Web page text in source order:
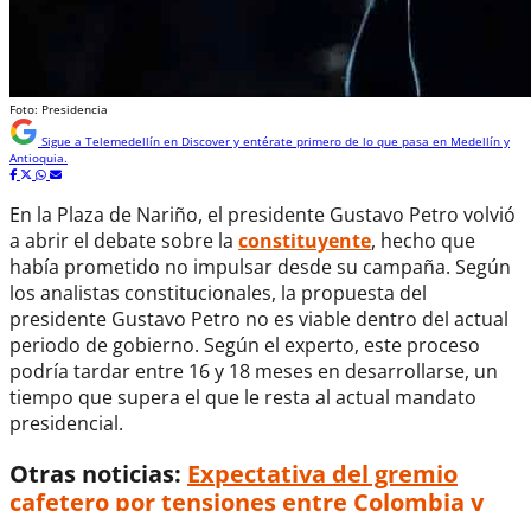
Foto: Presidencia
Sigue a Telemedellín en Discover y entérate primero de lo que pasa en Medellín y
Antioquia.
En la Plaza de Nariño, el presidente Gustavo Petro volvió
a abrir el debate sobre la constituyente, hecho que
había prometido no impulsar desde su campaña. Según
los analistas constitucionales, la propuesta del
presidente Gustavo Petro no es viable dentro del actual
periodo de gobierno. Según el experto, este proceso
podría tardar entre 16 y 18 meses en desarrollarse, un
tiempo que supera el que le resta al actual mandato
presidencial.
Otras noticias: Expectativa del gremio
cafetero por tensiones entre Colombia y